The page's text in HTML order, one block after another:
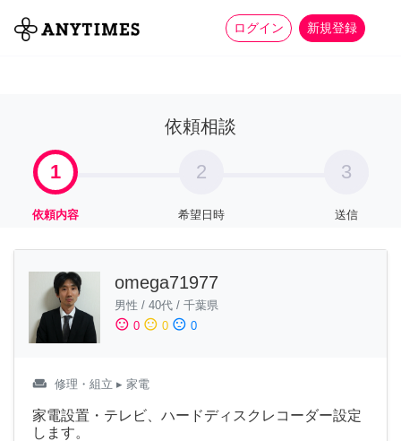
ログイン 新規登録
全て 家事 more_horiz
依頼相談
1
依頼内容
2
希望日時
3
送信
omega71977
男性 / 40代 / 千葉県
sentiment_satisfied 0 sentiment_neutral 0 sentiment_dissatisfied 0
weekend 修理・組立 ▸ 家電
家電設置・テレビ、ハードディスクレコーダー設定
します。